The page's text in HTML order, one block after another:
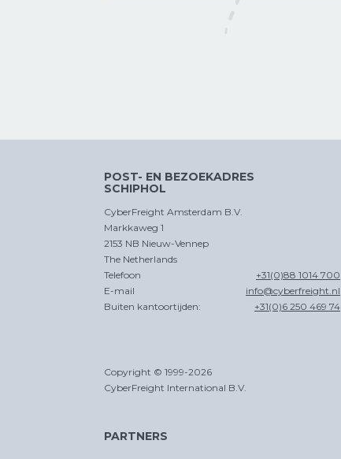
POST- EN BEZOEKADRES
SCHIPHOL
CyberFreight Amsterdam B.V.
Markkaweg 1
2153 NB Nieuw-Vennep
The Netherlands
Telefoon
+31(0)88 1014 700
E-mail
info@cyberfreight.nl
Buiten kantoortijden:
+31(0)6 250 469 74
Copyright © 1999-2026
CyberFreight International B.V.
PARTNERS